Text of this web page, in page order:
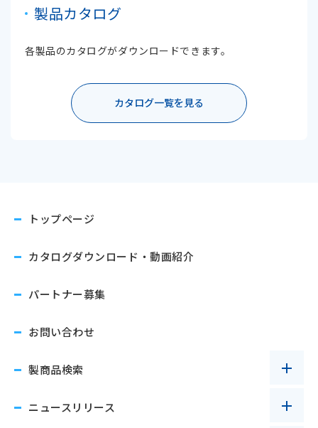
製品カタログ
各製品のカタログがダウンロードできます。
カタログ一覧を見る
トップページ
カタログダウンロード ・動画紹介
パートナー募集
お問い合わせ
製商品検索
ニュースリリース